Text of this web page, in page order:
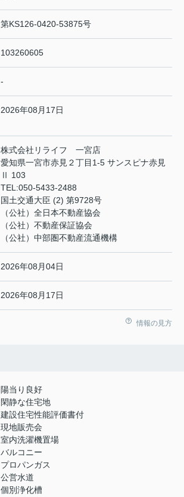
第KS126-0420-53875号
103260605
-
2026年08月17日
株式会社リライフ 一宮店
愛知県一宮市赤見２丁目1-5 サンスピナ赤見
Ⅱ 103
TEL:050-5433-2488
国土交通大臣 (2) 第9728号
（公社）全日本不動産協会
（公社）不動産保証協会
（公社）中部圏不動産流通機構
2026年08月04日
2026年08月17日
情報の見方
陽当り良好
閑静な住宅地
建設住宅性能評価書付
現地販売会
室内洗濯機置場
バルコニー
プロパンガス
公営水道
個別浄化槽